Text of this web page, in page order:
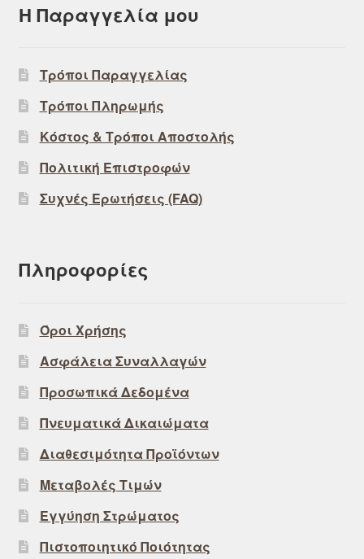
Η Παραγγελία μου
Τρόποι Παραγγελίας
Τρόποι Πληρωμής
Κόστος & Τρόποι Αποστολής
Πολιτική Επιστροφών
Συχνές Ερωτήσεις (FAQ)
Πληροφορίες
Όροι Χρήσης
Ασφάλεια Συναλλαγών
Προσωπικά Δεδομένα
Πνευματικά Δικαιώματα
Διαθεσιμότητα Προϊόντων
Μεταβολές Τιμών
Εγγύηση Στρώματος
Πιστοποιητικό Ποιότητας